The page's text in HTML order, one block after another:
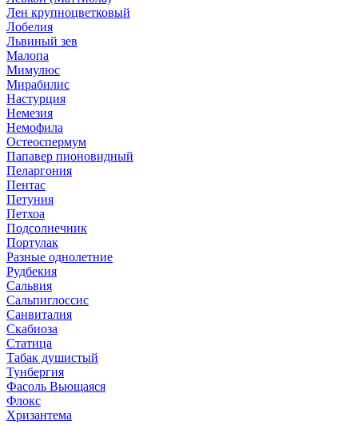
Лен крупноцветковый
Лобелия
Львиный зев
Малопа
Мимулюс
Мирабилис
Настурция
Немезия
Немофила
Остеоспермум
Папавер пионовидный
Пеларгония
Пентас
Петуния
Петхоа
Подсолнечник
Портулак
Разные однолетние
Рудбекия
Сальвия
Сальпиглоссис
Санвиталия
Скабиоза
Статица
Табак душистый
Тунбергия
Фасоль Вьющаяся
Флокс
Хризантема